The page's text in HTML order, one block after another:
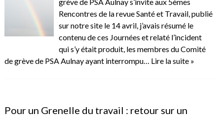
Rencontres de la revue Santé et Travail, publié
sur notre site le 14 avril, j’avais résumé le
contenu de ces Journées et relaté l’incident
qui s’y était produit, les membres du Comité
de grève de PSA Aulnay ayant interrompu… Lire la suite »
Pour un Grenelle du travail : retour sur un